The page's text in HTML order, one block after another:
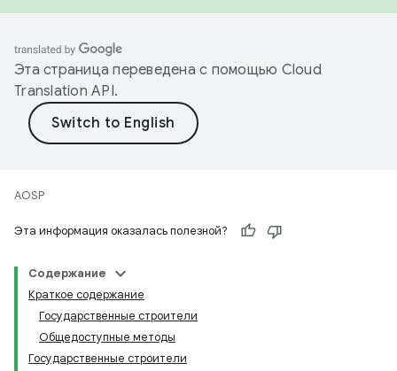
Эта страница переведена с помощью Cloud
Translation API.
AOSP
Эта информация оказалась полезной?
Содержание
Краткое содержание
Государственные строители
Общедоступные методы
Государственные строители